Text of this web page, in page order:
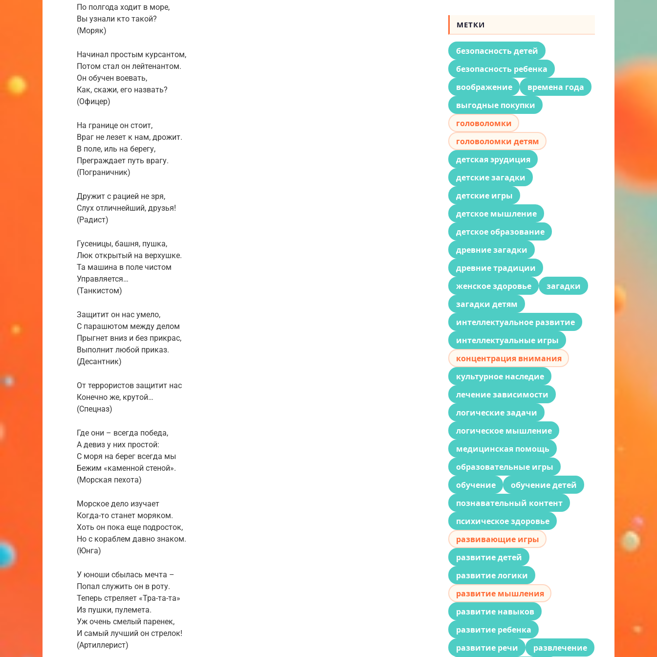
По полгода ходит в море,
Вы узнали кто такой?
(Моряк)
Начинал простым курсантом,
Потом стал он лейтенантом.
Он обучен воевать,
Как, скажи, его назвать?
(Офицер)
На границе он стоит,
Враг не лезет к нам, дрожит.
В поле, иль на берегу,
Преграждает путь врагу.
(Пограничник)
Дружит с рацией не зря,
Слух отличнейший, друзья!
(Радист)
Гусеницы, башня, пушка,
Люк открытый на верхушке.
Та машина в поле чистом
Управляется…
(Танкистом)
Защитит он нас умело,
С парашютом между делом
Прыгнет вниз и без прикрас,
Выполнит любой приказ.
(Десантник)
От террористов защитит нас
Конечно же, крутой…
(Спецназ)
Где они – всегда победа,
А девиз у них простой:
С моря на берег всегда мы
Бежим «каменной стеной».
(Морская пехота)
Морское дело изучает
Когда-то станет моряком.
Хоть он пока еще подросток,
Но с кораблем давно знаком.
(Юнга)
У юноши сбылась мечта –
Попал служить он в роту.
Теперь стреляет «Тра-та-та»
Из пушки, пулемета.
Уж очень смелый паренек,
И самый лучший он стрелок!
(Артиллерист)
МЕТКИ
безопасность детей
безопасность ребенка
воображение
времена года
выгодные покупки
головоломки
головоломки детям
детская эрудиция
детские загадки
детские игры
детское мышление
детское образование
древние загадки
древние традиции
женское здоровье
загадки
загадки детям
интеллектуальное развитие
интеллектуальные игры
концентрация внимания
культурное наследие
лечение зависимости
логические задачи
логическое мышление
медицинская помощь
образовательные игры
обучение
обучение детей
познавательный контент
психическое здоровье
развивающие игры
развитие детей
развитие логики
развитие мышления
развитие навыков
развитие ребенка
развитие речи
развлечение